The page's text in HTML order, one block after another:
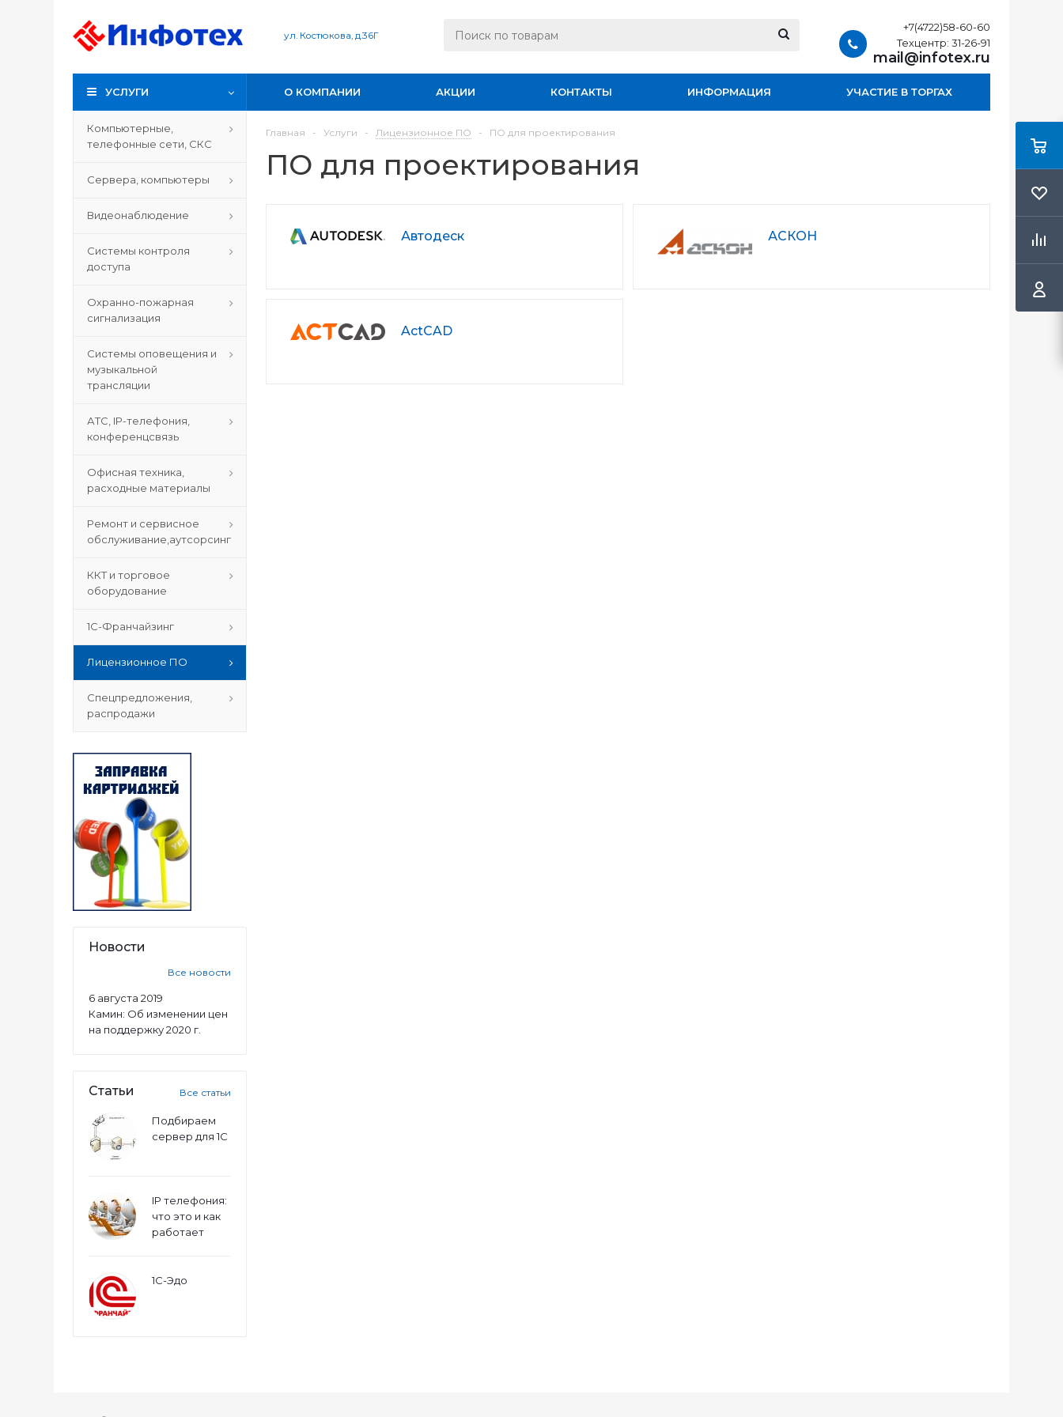
ул. Костюкова, д.36Г
+7(4722)58-60-60
Техцентр: 31-26-91
mail@infotex.ru
УСЛУГИ О КОМПАНИИ АКЦИИ КОНТАКТЫ ИНФОРМАЦИЯ УЧАСТИЕ В ТОРГАХ
Компьютерные,
телефонные сети, СКС
Сервера, компьютеры
Видеонаблюдение
Системы контроля
доступа
Охранно-пожарная
сигнализация
Системы оповещения и
музыкальной
трансляции
АТС, IP-телефония,
конференцсвязь
Офисная техника,
расходные материалы
Ремонт и сервисное
обслуживание,аутсорсинг
ККТ и торговое
оборудование
1С-Франчайзинг
Лицензионное ПО
Спецпредложения,
распродажи
Новости
Все новости
6 августа 2019
Камин: Об изменении цен
на поддержку 2020 г.
Статьи Все статьи
Подбираем
сервер для 1С
IP телефония:
что это и как
работает
1С-Эдо
Главная - Услуги - Лицензионное ПО - ПО для проектирования
ПО для проектирования
Автодеск АСКОН
ActCAD